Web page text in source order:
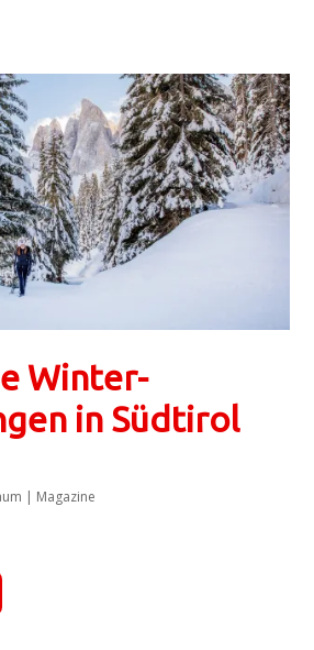
Winter­
in Südtirol
| Magazine